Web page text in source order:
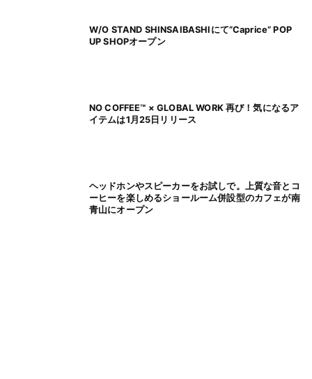
W/O STAND SHINSAIBASHIにて”Caprice” POP
UP SHOPオープン
NO COFFEE™ × GLOBAL WORK 再び！気になるア
イテムは1月25日リリース
ヘッドホンやスピーカーをお試しで。上質な音とコ
ーヒーを楽しめるショールーム併設型のカフェが南
青山にオープン